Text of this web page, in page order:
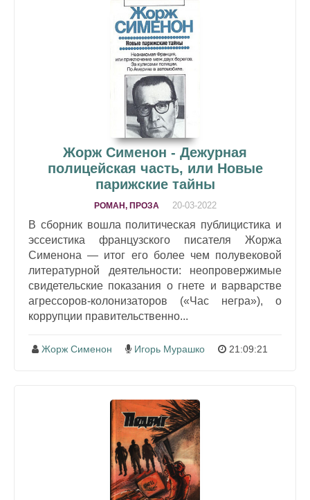
Жорж Сименон - Дежурная
полицейская часть, или Новые
парижские тайны
РОМАН, ПРОЗА 20-03-2022
В сборник вошла политическая публицистика и
эссеистика французского писателя Жоржа
Сименона — итог его более чем полувековой
литературной деятельности: неопровержимые
свидетельские показания о гнете и варварстве
агрессоров-колонизаторов («Час негра»), о
коррупции правительственно...
Жорж Сименон Игорь Мурашко 21:09:21